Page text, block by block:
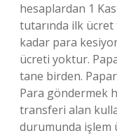
hesaplardan 1
tutarında ilk
kadar para
ücreti yoktur.
tane birden.
Para göndermek
transferi alan
durumunda işlem